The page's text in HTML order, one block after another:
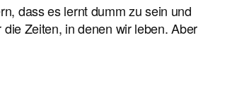
dass es lernt dumm zu sein und
Zeiten, in denen wir leben. Aber